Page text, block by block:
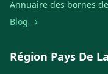
Annuaire des bornes
Blog →
Région Pays De